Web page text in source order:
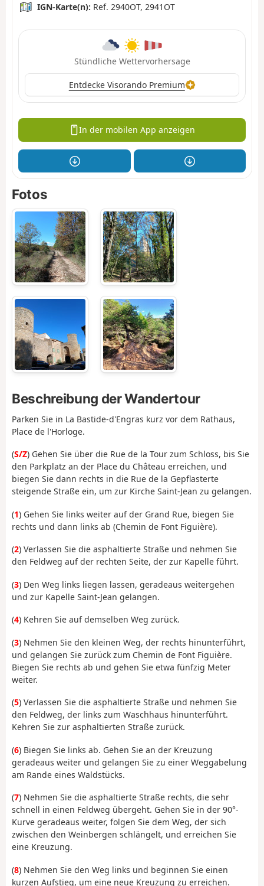
IGN-Karte(n): Ref. 2940OT, 2941OT
Stündliche Wettervorhersage
Entdecke Visorando Premium
In der mobilen App anzeigen
Fotos
Beschreibung der Wandertour
Parken Sie in La Bastide-d'Engras kurz vor dem Rathaus,
Place de l'Horloge.
(S/Z) Gehen Sie über die Rue de la Tour zum Schloss, bis Sie
den Parkplatz an der Place du Château erreichen, und
biegen Sie dann rechts in die Rue de la Gepflasterte
steigende Straße ein, um zur Kirche Saint-Jean zu gelangen.
(1) Gehen Sie links weiter auf der Grand Rue, biegen Sie
rechts und dann links ab (Chemin de Font Figuière).
(2) Verlassen Sie die asphaltierte Straße und nehmen Sie
den Feldweg auf der rechten Seite, der zur Kapelle führt.
(3) Den Weg links liegen lassen, geradeaus weitergehen
und zur Kapelle Saint-Jean gelangen.
(4) Kehren Sie auf demselben Weg zurück.
(3) Nehmen Sie den kleinen Weg, der rechts hinunterführt,
und gelangen Sie zurück zum Chemin de Font Figuière.
Biegen Sie rechts ab und gehen Sie etwa fünfzig Meter
weiter.
(5) Verlassen Sie die asphaltierte Straße und nehmen Sie
den Feldweg, der links zum Waschhaus hinunterführt.
Kehren Sie zur asphaltierten Straße zurück.
(6) Biegen Sie links ab. Gehen Sie an der Kreuzung
geradeaus weiter und gelangen Sie zu einer Weggabelung
am Rande eines Waldstücks.
(7) Nehmen Sie die asphaltierte Straße rechts, die sehr
schnell in einen Feldweg übergeht. Gehen Sie in der 90°-
Kurve geradeaus weiter, folgen Sie dem Weg, der sich
zwischen den Weinbergen schlängelt, und erreichen Sie
eine Kreuzung.
(8) Nehmen Sie den Weg links und beginnen Sie einen
kurzen Aufstieg, um eine neue Kreuzung zu erreichen.